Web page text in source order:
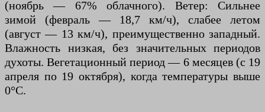
(ноябрь — 67% облачного). Ветер: Сильнее
зимой (февраль — 18,7 км/ч), слабее летом
(август — 13 км/ч), преимущественно западный.
Влажность низкая, без значительных периодов
духоты. Вегетационный период — 6 месяцев (с 19
апреля по 19 октября), когда температуры выше
0°C.